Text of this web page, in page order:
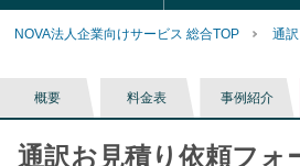
NOVA法人企業向けサービス 総合TOP 通
概要 料金表 事例紹介
通訳お見積り依頼フォ